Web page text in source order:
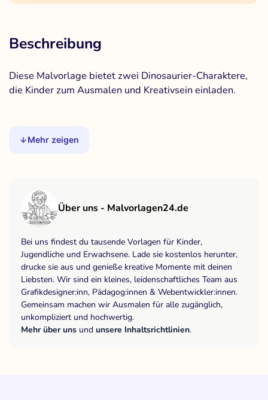
Beschreibung
Diese Malvorlage bietet zwei Dinosaurier-Charaktere,
die Kinder zum Ausmalen und Kreativsein einladen.
Mehr zeigen
Über uns - Malvorlagen24.de
Bei uns findest du tausende Vorlagen für Kinder,
Jugendliche und Erwachsene. Lade sie kostenlos herunter,
drucke sie aus und genieße kreative Momente mit deinen
Liebsten. Wir sind ein kleines, leidenschaftliches Team aus
Grafikdesigner:inn, Pädagog:innen & Webentwickler:innen.
Gemeinsam machen wir Ausmalen für alle zugänglich,
unkompliziert und hochwertig.
Mehr über uns und unsere Inhaltsrichtlinien.